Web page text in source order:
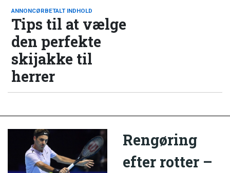
ANNONCØRBETALT INDHOLD
Tips til at vælge
den perfekte
skijakke til
herrer
Rengøring
efter rotter –